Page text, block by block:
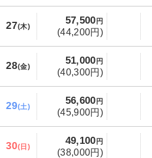
27(木)
57,500 円
(44,200円)
28(金)
51,000 円
(40,300円)
29(土)
56,600 円
(45,900円)
30(日)
49,100 円
(38,000円)